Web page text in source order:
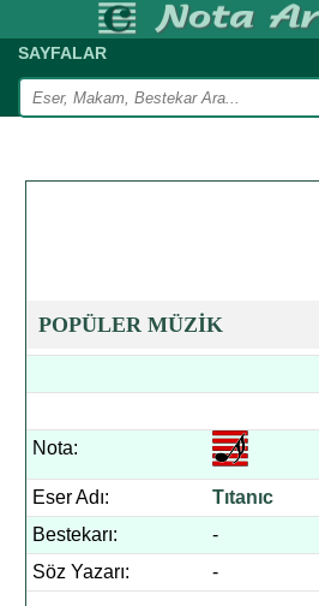
SAYFALAR
POPÜLER MÜZİK
Nota:
Eser Adı:
Tıtanıc
Bestekarı:
-
Söz Yazarı:
-